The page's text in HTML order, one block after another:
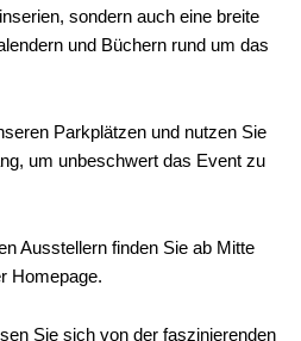
sondern auch eine breite
und Büchern rund um das
Parkplätzen und nutzen Sie
um unbeschwert das Event zu
Ausstellern finden Sie ab Mitte
Homepage.
Sie sich von der faszinierenden